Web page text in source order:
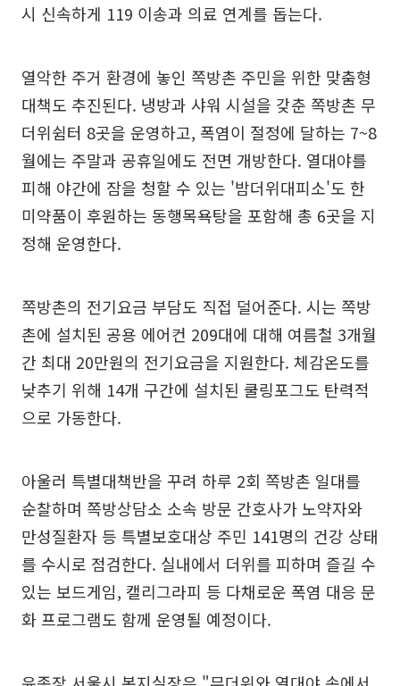
시 신속하게 119 이송과 의료 연계를 돕는다.
열악한 주거 환경에 놓인 쪽방촌 주민을 위한 맞춤형
대책도 추진된다. 냉방과 샤워 시설을 갖춘 쪽방촌 무
더위쉼터 8곳을 운영하고, 폭염이 절정에 달하는 7~8
월에는 주말과 공휴일에도 전면 개방한다. 열대야를
피해 야간에 잠을 청할 수 있는 '밤더위대피소'도 한
미약품이 후원하는 동행목욕탕을 포함해 총 6곳을 지
정해 운영한다.
쪽방촌의 전기요금 부담도 직접 덜어준다. 시는 쪽방
촌에 설치된 공용 에어컨 209대에 대해 여름철 3개월
간 최대 20만원의 전기요금을 지원한다. 체감온도를
낮추기 위해 14개 구간에 설치된 쿨링포그도 탄력적
으로 가동한다.
아울러 특별대책반을 꾸려 하루 2회 쪽방촌 일대를
순찰하며 쪽방상담소 소속 방문 간호사가 노약자와
만성질환자 등 특별보호대상 주민 141명의 건강 상태
를 수시로 점검한다. 실내에서 더위를 피하며 즐길 수
있는 보드게임, 캘리그라피 등 다채로운 폭염 대응 문
화 프로그램도 함께 운영될 예정이다.